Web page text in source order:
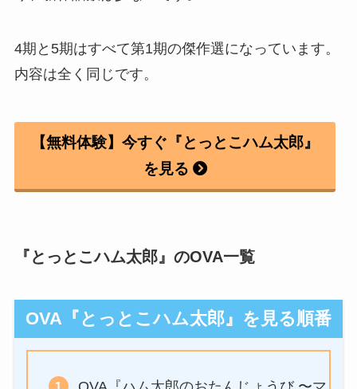
4期と5期はすべて第1期の傑作選になっています。
内容は全く同じです。
【無料体験】今すぐ『とっとこハム太郎』
を見る
『とっとこハム太郎』のOVA一覧
OVA『とっとこハム太郎』を見る順番